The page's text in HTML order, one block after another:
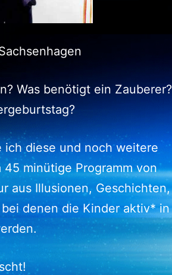
Was benötigt ein Zauberer?
diese und noch weitere
minütige Programm von
aus Illusionen, Geschichten,
denen die Kinder aktiv* in